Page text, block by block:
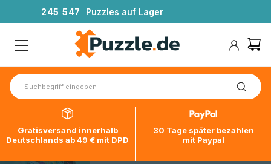
245 547 Puzzles auf Lager
Gratisversand innerhalb
Deutschlands ab 49 € mit DPD
30 Tage später bezahlen
mit Paypal